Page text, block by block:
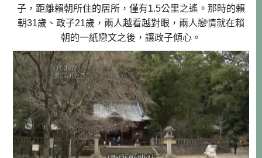
子，距離賴朝所住的居所，僅有1.5公里之遙。那時的賴
朝31歲、政子21歲，兩人越看越對眼，兩人戀情就在賴
朝的一紙戀文之後，讓政子傾心。